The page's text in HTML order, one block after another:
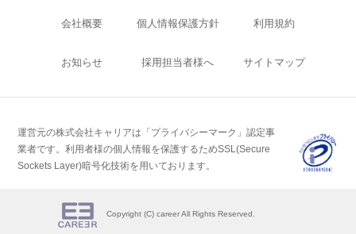
会社概要 個人情報保護方針 利用規約
お知らせ 採用担当者様へ サイトマップ
運営元の株式会社キャリアは「プライバシーマーク」認定事
業者です。利用者様の個人情報を保護するためSSL(Secure
Sockets Layer)暗号化技術を用いております。
Copyright (C) career All Rights Reserved.